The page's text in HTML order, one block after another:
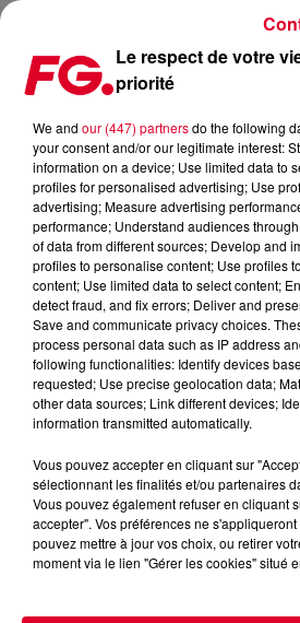
WORAKLS INVITÉ D'ANTOINE BADUEL CE SOIR !
Publié : 22 septembre 2022 à 11h24
HUBERT
Le respect de votre
priorité
We and our (447) partnersdo the following
your consent and/or our legitimate interest:
information on a device; Use limited data to
profiles for personalised advertising; Use
advertising; Measure advertising
performance; Understand audiences
of data from different sources; Develop and
profiles to personalise content; Use profiles
content; Use limited data to select content;
detect fraud, and fix errors; Deliver and
Save and communicate privacy choices.
process personal data such as IP address
following functionalities: Identify devices
requested; Use precise geolocation data;
other data sources; Link different devices;
information transmitted automatically.
Vous pouvez accepter en cliquant sur
sélectionnant les finalités et/ou partenaires
Vous pouvez également refuser en cliquant
accepter". Vos préférences ne
pouvez mettre à jour vos choix, ou retirer
moment via le lien "Gérer les cookies" situé